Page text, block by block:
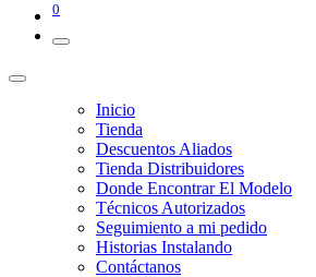
0
Inicio
Tienda
Descuentos Aliados
Tienda Distribuidores
Donde Encontrar El Modelo
Técnicos Autorizados
Seguimiento a mi pedido
Historias Instalando
Contáctanos